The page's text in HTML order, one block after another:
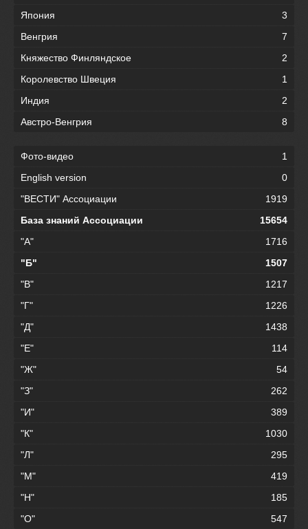
Япония
3
Венгрия
7
Княжество Финляндское
2
Королевство Швеция
1
Индия
2
Австро-Венгрия
8
Фото-видео
1
English version
0
"ВЕСТИ" Ассоциации
1919
База знаний Ассоциации
15654
"А"
1716
"Б"
1507
"В"
1217
"Г"
1226
"Д"
1438
"Е"
114
"Ж"
54
"З"
262
"И"
389
"К"
1030
"Л"
295
"М"
419
"Н"
185
"О"
547